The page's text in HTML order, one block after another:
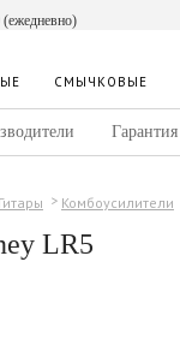
СМЫЧКОВЫЕ
Гарантия
Гитары Комбоусилители
LR5